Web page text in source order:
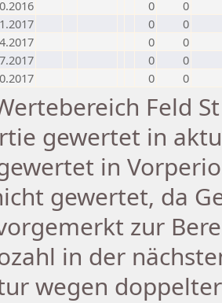
0
0
0
0
0
0
0
0
0 0
Feld
gewertet in
in
gewertet, da
zur
in der
wegen